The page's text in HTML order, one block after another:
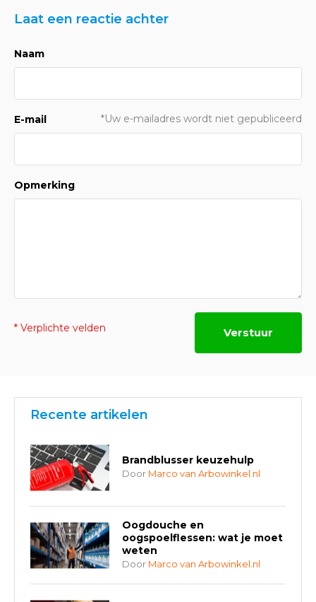
Laat een reactie achter
Naam
E-mail *Uw e-mailadres wordt niet gepubliceerd
Opmerking
* Verplichte velden Verstuur
Recente artikelen
Brandblusser keuzehulp
Door Marco van Arbowinkel.nl
Oogdouche en
oogspoelflessen: wat je moet
weten
Door Marco van Arbowinkel.nl